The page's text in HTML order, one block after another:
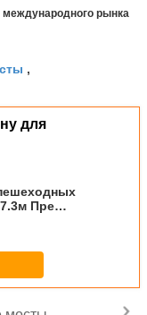
международного рынка
,
для
Пре